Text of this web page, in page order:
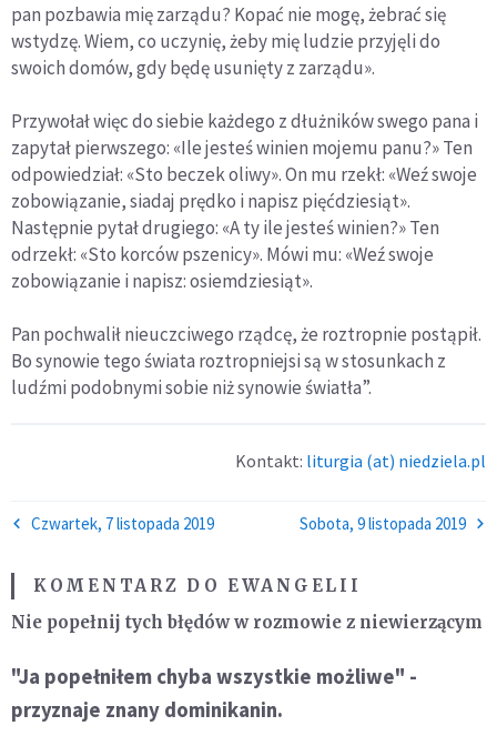
pan pozbawia mię zarządu? Kopać nie mogę, żebrać się
wstydzę. Wiem, co uczynię, żeby mię ludzie przyjęli do
swoich domów, gdy będę usunięty z zarządu».
Przywołał więc do siebie każdego z dłużników swego pana i
zapytał pierwszego: «Ile jesteś winien mojemu panu?» Ten
odpowiedział: «Sto beczek oliwy». On mu rzekł: «Weź swoje
zobowiązanie, siadaj prędko i napisz pięćdziesiąt».
Następnie pytał drugiego: «A ty ile jesteś winien?» Ten
odrzekł: «Sto korców pszenicy». Mówi mu: «Weź swoje
zobowiązanie i napisz: osiemdziesiąt».
Pan pochwalił nieuczciwego rządcę, że roztropnie postąpił.
Bo synowie tego świata roztropniejsi są w stosunkach z
ludźmi podobnymi sobie niż synowie światła”.
Kontakt: liturgia (at) niedziela.pl
Czwartek, 7 listopada 2019 Sobota, 9 listopada 2019
KOMENTARZ DO EWANGELII
Nie popełnij tych błędów w rozmowie z niewierzącym
"Ja popełniłem chyba wszystkie możliwe" -
przyznaje znany dominikanin.